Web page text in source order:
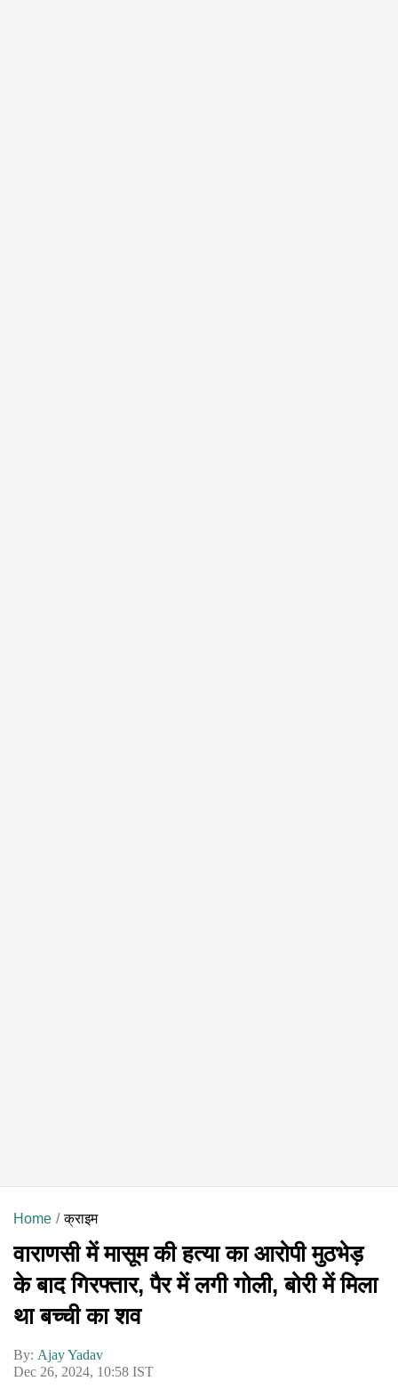
Home क्राइम
वाराणसी में मासूम की हत्या का आरोपी मुठभेड़
के बाद गिरफ्तार, पैर में लगी गोली, बोरी में मिला
था बच्ची का शव
By: Ajay Yadav
Dec 26, 2024, 10:58 IST